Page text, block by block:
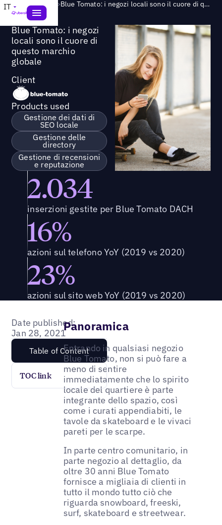
IT Success Story > Blue Tomato: i negozi locali sono il cuore di questo marchio globale
Blue Tomato: i negozi
locali sono il cuore di
questo marchio
globale
Client
Products used
Gestione dei dati di
SEO locale
Gestione delle
directory
Gestione di recensioni
e reputazione
2.034
inserzioni gestite per Blue Tomato DACH
16%
azioni sul telefono YoY (2019 vs 2020)
23%
azioni sul sito web YoY (2019 vs 2020)
Date published:
Jan 28, 2021
Table of Content
TOC link
Panoramica
Entrando in qualsiasi negozio
Blue Tomato, non si può fare a
meno di sentire
immediatamente che lo spirito
locale del quartiere è parte
integrante dello spazio, così
come i curati appendiabiti, le
tavole da skateboard e le vivaci
pareti per le scarpe.
In parte centro comunitario, in
parte negozio al dettaglio, da
oltre 30 anni Blue Tomato
fornisce a migliaia di clienti in
tutto il mondo tutto ciò che
riguarda snowboard, freeski,
surf, skateboard e streetwear.